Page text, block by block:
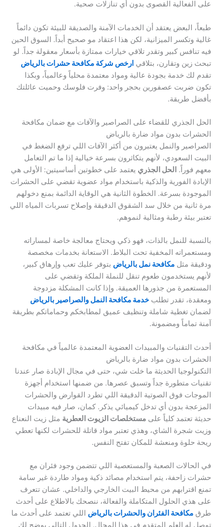
على الفعالية القصوى بدون أي تنازلات صحية.
طبعاً، البعض يعتقد أن الخدمات الآمنة والصديقة للبيئة تكون دائماً
غالية وتكسر الميزانية، لكن هذا اعتقاد مو صحيح أبداً. السوق الحين
فيه تنافس كبير وتقدر تلاقي خيارات ممتازة بأسعار معقولة جداً. لو
تبحث زين وتقارن، بتلاقي ارخص شركة مكافحة حشرات بالرياض
تقدم لك خدمة بجودة عالية ومواد معتمدة محلياً وعالمياً، وبكذا
تكون ضربت عصفورين بحجر واحد: وفرت فلوسك وحميت عائلتك
بأفضل طريقة.
الحل الجذري للقضاء على الصراصير والآفات مع ضمان مكافحة
الحشرات بدون مواد ضارة بالرياض
الصراصير والنمل يعتبرون من أكثر الآفات اللي ترفع الضغط في
البيت السعودي، لأنهم يتكاثرون بسرعة خيالية إذا ما تم التعامل
معهم فوراً. الحل الجذري يعتمد على خطوتين أساسيتين: الأولى هي
الإبادة الفورية والذكية باستخدام مواد عضوية تقضي على الحشرات
الموجودة بسرعة. الخطوة الثانية هي الوقاية الدائمة بمنع دخولهم
مرة ثانية من خلال سد الشقوق الدقيقة وإصلاح تسربات المياه اللي
تعتبر بيئة رطبة ومثالية لنموهم.
بالنسبة للنمل بالذات، فهو ذكي ويحتاج معالجة خاصة لمساراته
ومستعمراته المخفية تحت البلاط. الاستعانة بخدمات مخصصة
ودقيقة مثل مكافحة نمل بالرياض بتوفر عليك تعب وإرهاق كبير،
لأنهم يستخدمون طعوم تنقل للنملة الملكة وتقضي على
المستعمرة من جذورها العميقة. وإذا كانت المشكلة مزدوجة
ومعقدة، تقدر تطلب خدمة مكافحة النمل والصراصير بالرياض
لضمان تغطية شاملة وتنظيف عميق لمطابخكم وحماماتكم بطريقة
آمنة تماماً ومضمونة.
أحدث التقنيات والمبيدات العضوية المعتمدة عالمياً في مكافحة
الحشرات بدون مواد ضارة بالرياض
التكنولوجيا الحديثة ما خلت شي، حتى في مجال الإبادة صار عندنا
تقنيات متطورة جداً وتسبق عصرها. من ضمنها استخدام أجهزة
الموجات فوق الصوتية الدقيقة اللي تطرد القوارض والحشرات
المزعجة بدون أي تدخل كيميائي يذكر. كمان، صار فيه مبيدات
حديثة تعتمد كلياً على مستخلصات الزيوت العطرية مثل زيت النعناع
وزيت شجرة الشاي، وهذي تعتبر مواد قاتلة للحشرات لكنها تعطي
ريحة حلوة ومنعشة للمكان تفتح النفس.
في الحالات الصعبة والمستعصية اللي تتضمن وجود فئران مع
حشرات زاحفة، يتم استخدام مصائد ذكية ومواد طاردة غير سامة
تمنع اقترابهم من محيط البيت الخارجي والداخلي. عشان تتعرف
على هذي الحلول المتكاملة والفعالة، ننصحك بالاطلاع على أحدث
طرق مكافحة الفئران والحشرات بالرياض اللي تعتمد على أحدث ما
توصل له العلم المتقدم في هذا المجال. الجدول التالي يوضح لك